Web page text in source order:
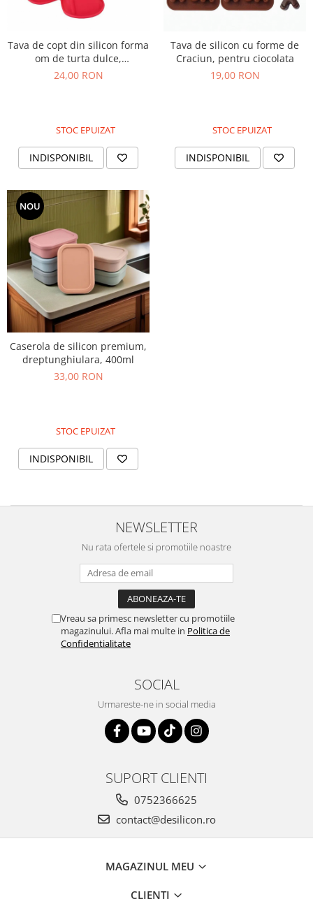
Tava de copt din silicon forma
om de turta dulce,
reutilizabila, rezistenta la
24,00 RON
STOC EPUIZAT
INDISPONIBIL
Tava de silicon cu forme de
Craciun, pentru ciocolata
19,00 RON
STOC EPUIZAT
INDISPONIBIL
NOU
Caserola de silicon premium,
dreptunghiulara, 400ml
33,00 RON
STOC EPUIZAT
INDISPONIBIL
NEWSLETTER
Nu rata ofertele si promotiile noastre
Vreau sa primesc newsletter cu promotiile
magazinului. Afla mai multe in Politica de
Confidentialitate
SOCIAL
Urmareste-ne in social media
SUPORT CLIENTI
0752366625
contact@desilicon.ro
MAGAZINUL MEU
CLIENTI